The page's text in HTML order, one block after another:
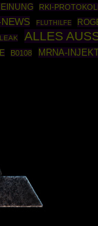
RKI-
FLUTHILFE
LEAK ALLES
B0108 MRNA-